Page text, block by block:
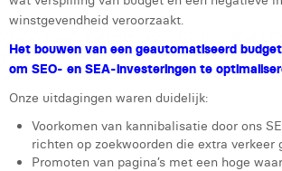
Louis Nassogne
Lucas Taels
Margaux Marien
Margaux Snakkers
winstgevendheid veroorzaakt.
Het bouwen van een geautomatiseerd
om SEO- en SEA-investeringen te
Onze uitdagingen waren duidelijk:
Voorkomen van kannibalisatie door ons
richten op zoekwoorden die extra verkeer
Promoten van pagina’s met een hoge